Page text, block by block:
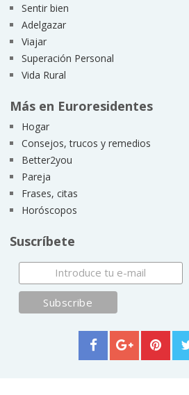
Sentir bien
Adelgazar
Viajar
Superación Personal
Vida Rural
Más en Euroresidentes
Hogar
Consejos, trucos y remedios
Better2you
Pareja
Frases, citas
Horóscopos
Suscríbete